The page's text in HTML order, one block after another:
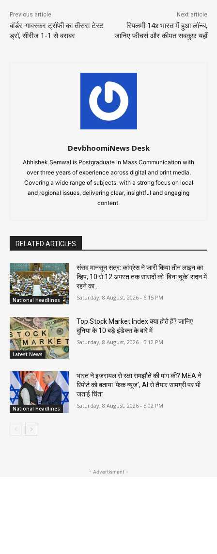
Previous article
बॉर्डर-गावस्कर ट्रॉफी का तीसरा टेस्ट
ड्रॉ, सीरीज 1-1 से बराबर
Next article
रियलमी 14x भारत में हुआ लॉन्च,
जानिए फीचर्स और कीमत सबकुछ यहाँ
DevbhoomiNews Desk
Abhishek Semwal is Postgraduate in Mass Communication with
over three years of experience across digital and print media.
Covering a wide range of subjects, with a strong focus on local
and regional issues, delivering clear, insightful and engaging
content.
RELATED ARTICLES
National Headlines
संसद मानसून सत्र: कांग्रेस ने जारी किया तीन लाइन का
व्हिप, 10 से 12 अगस्त तक सांसदों को ‘बिना चूके’ सदन में
रहने का...
Saturday, 8 August, 2026 - 6:15 PM
Latest News
Top Stock Market Index क्या होते हैं? जानिए
दुनिया के 10 बड़े इंडेक्स के बारे में
Saturday, 8 August, 2026 - 5:12 PM
National Headlines
भारत ने इजरायल से रक्षा समझौते की मांग की? MEA ने
रिपोर्ट को बताया ‘फेक न्यूज’, AI से तैयार सामग्री पर भी
जताई चिंता
Saturday, 8 August, 2026 - 5:02 PM
- Advertisment -